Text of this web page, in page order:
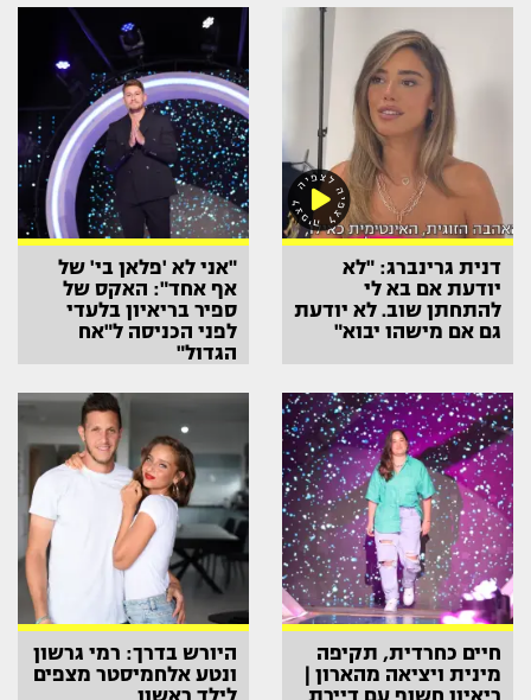
דנית גרינברג: "לא
יודעת אם בא לי
להתחתן שוב. לא יודעת
גם אם מישהו יבוא"
"אני לא 'פלאן בי' של
אף אחד": האקס של
ספיר בריאיון בלעדי
לפני הכניסה ל"אח
הגדול"
חיים כחרדית, תקיפה
מינית ויציאה מהארון |
היורש בדרך: רמי גרשון
ונטע אלחמיסטר מצפים